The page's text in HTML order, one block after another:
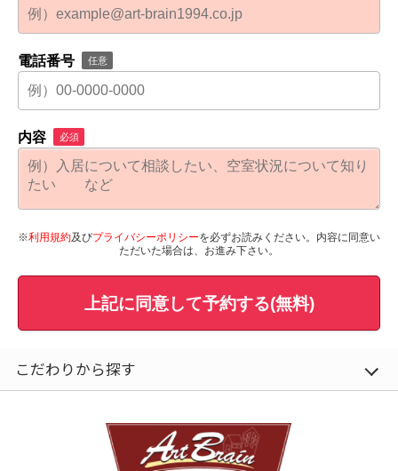
電話番号 任意
内容 必須
※利用規約及びプライバシーポリシーを必ずお読みください。内容に同意い
ただいた場合は、お進み下さい。
上記に同意して予約する(無料)
こだわりから探す